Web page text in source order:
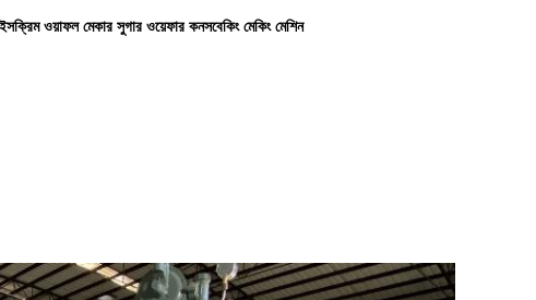
ওয়াফল মেকার সুগার ওয়েফার কনসবেকিং মেকিং মেশিন